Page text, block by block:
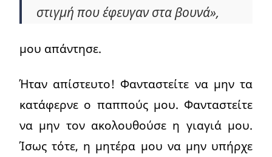
στιγμή που έφευγαν στα βουνά»,
μου απάντησε.
Ήταν απίστευτο! Φανταστείτε να μην τα
κατάφερνε ο παππούς μου. Φανταστείτε
να μην τον ακολουθούσε η γιαγιά μου.
Ίσως τότε, η μητέρα μου να μην υπήρχε